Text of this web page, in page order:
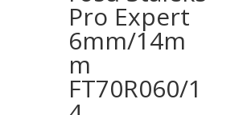
Pro Expert
6mm/14m
m
FT70R060/1